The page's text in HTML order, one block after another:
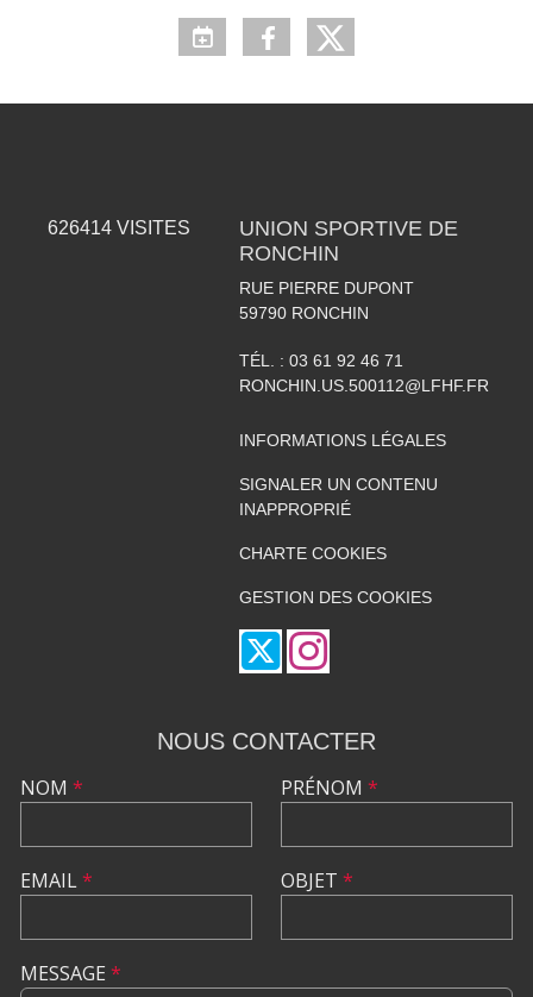
626414 VISITES
UNION SPORTIVE DE
RONCHIN
RUE PIERRE DUPONT
59790 RONCHIN
TÉL. : 03 61 92 46 71
RONCHIN.US.500112@LFHF.FR
INFORMATIONS LÉGALES
SIGNALER UN CONTENU
INAPPROPRIÉ
CHARTE COOKIES
GESTION DES COOKIES
NOUS CONTACTER
NOM *
EMAIL*
PRÉNOM *
OBJET *
MESSAGE *